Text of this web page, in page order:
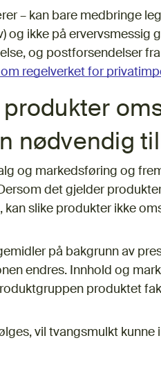
– kan bare medbringe
og ikke på ervervsmessig
og postforsendelser
om regelverket for
nødvendig
og markedsføring og
det gjelder
kan slike produkter ikke
på bakgrunn av
endres. Innhold og
produktet
vil tvangsmulkt kunne